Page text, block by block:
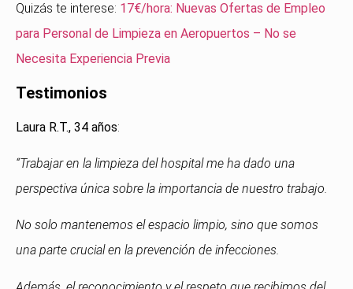
Quizás te interese: 17€/hora: Nuevas Ofertas de Empleo
para Personal de Limpieza en Aeropuertos – No se
Necesita Experiencia Previa
Testimonios
Laura R.T., 34 años:
“Trabajar en la limpieza del hospital me ha dado una
perspectiva única sobre la importancia de nuestro trabajo.
No solo mantenemos el espacio limpio, sino que somos
una parte crucial en la prevención de infecciones.